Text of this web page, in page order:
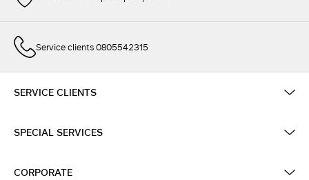
Service clients 0805542315
SERVICE CLIENTS
SPECIAL SERVICES
CORPORATE